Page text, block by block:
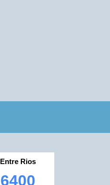
Entre Rios
6400